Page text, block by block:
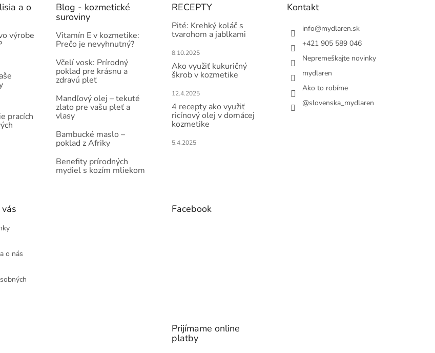
a o
výrobe
pracích
Blog - kozmetické
suroviny
Vitamín E v kozmetike:
Prečo je nevyhnutný?
Včelí vosk: Prírodný
poklad pre krásnu a
zdravú pleť
Mandľový olej – tekuté
zlato pre vašu pleť a
vlasy
Bambucké maslo –
poklad z Afriky
Benefity prírodných
mydiel s kozím mliekom
RECEPTY
Pité: Krehký koláč s
tvarohom a jablkami
8.10.2025
Ako využiť kukuričný
škrob v kozmetike
12.4.2025
4 recepty ako využiť
ricínový olej v domácej
kozmetike
5.4.2025
Kontakt
info@mydlaren.sk
+421 905 589 046
Nepremeškajte novinky
mydlaren
Ako to robíme
@slovenska_mydlaren
o nás
Facebook
Prijímame online
platby